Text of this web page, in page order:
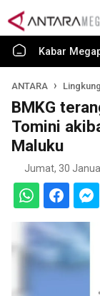
Kabar
ANTARA
BMKG
Tomini
Maluku
Jumat, 30